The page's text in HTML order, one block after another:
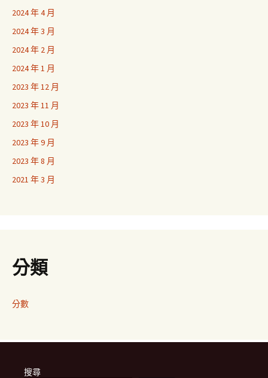
2024 年 4 月
2024 年 3 月
2024 年 2 月
2024 年 1 月
2023 年 12 月
2023 年 11 月
2023 年 10 月
2023 年 9 月
2023 年 8 月
2021 年 3 月
分類
分數
搜尋